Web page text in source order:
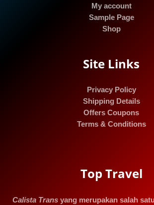
My account
Sample Page
Shop
Site Links
Privacy Policy
Shipping Details
Offers Coupons
Terms & Conditions
Top Travel
Calista Trans yang merupakan salah